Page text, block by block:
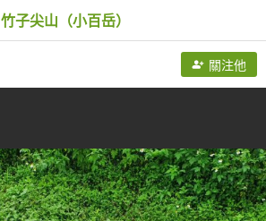
竹子尖山（小百岳）
關注他